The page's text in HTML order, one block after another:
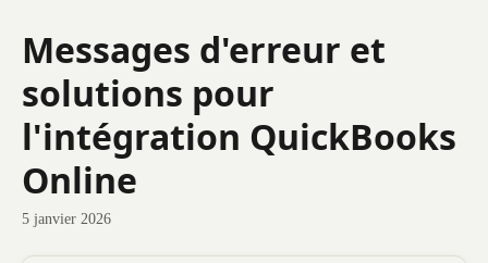
Messages d'erreur et
solutions pour
l'intégration QuickBooks
Online
5 janvier 2026